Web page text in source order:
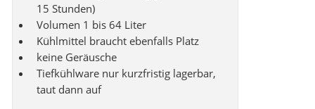
15 Stunden)
Volumen 1 bis 64 Liter
Kühlmittel braucht ebenfalls Platz
keine Geräusche
Tiefkühlware nur kurzfristig lagerbar,
taut dann auf